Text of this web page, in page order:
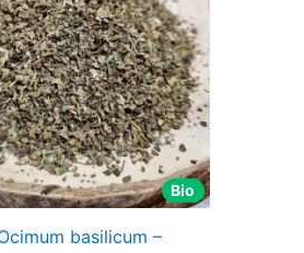
Bio
basilicum –